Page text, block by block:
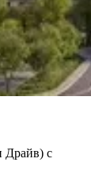
Драйв) с